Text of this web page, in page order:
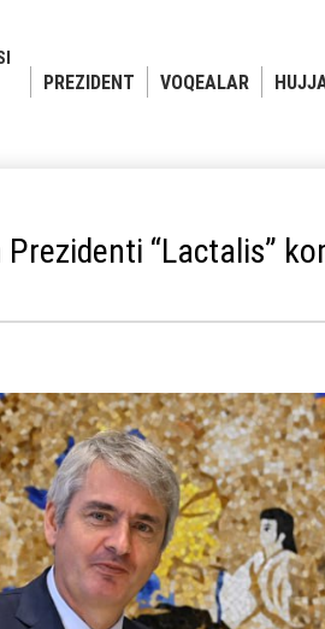
PREZIDENT VOQEALAR
Prezidenti “Lactalis”